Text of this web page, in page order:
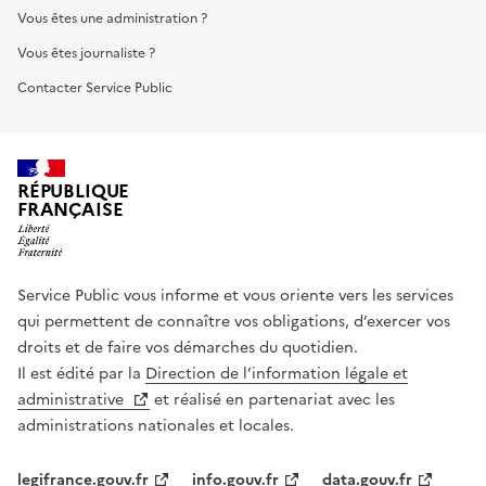
Vous êtes une administration ?
Vous êtes journaliste ?
Contacter Service Public
RÉPUBLIQUE
FRANÇAISE
Service Public vous informe et vous oriente vers les services
qui permettent de connaître vos obligations, d’exercer vos
droits et de faire vos démarches du quotidien.
Il est édité par la Direction de l’information légale et
administrative
et réalisé en partenariat avec les
administrations nationales et locales.
legifrance.gouv.fr info.gouv.fr data.gouv.fr